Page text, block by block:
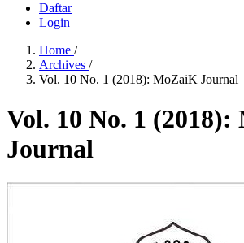
Daftar
Login
Home /
Archives /
Vol. 10 No. 1 (2018): MoZaiK Journal
Vol. 10 No. 1
Journal